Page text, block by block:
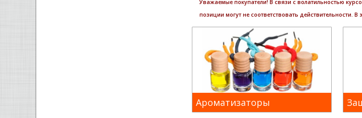
Уважаемые покупатели! В связи с волатильностью
позиции могут не соответствовать
Ароматизаторы